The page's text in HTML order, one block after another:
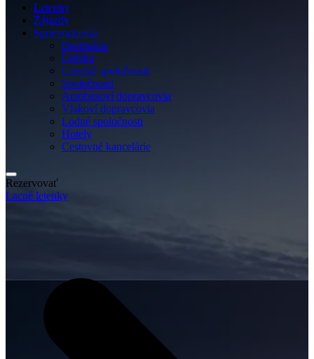
Letenky
Zájazdy
Sprievodcovia
Destinácie
Letisko
Letecké spoločnosti
Spoločnosti
Autobusoví dopravcovia
Vlakoví dopravcovia
Lodné spoločnosti
Hotely
Cestovné kancelárie
Rezervovať
Lacné letenky